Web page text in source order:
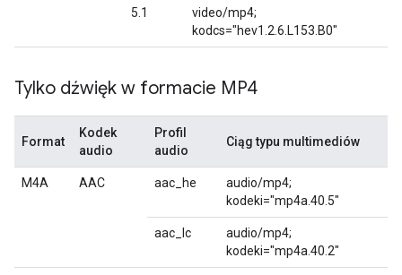
5.1
video/mp4;
kodcs="hev1.2.6.L153.B0"
Tylko dźwięk w formacie MP4
Format
Kodek
audio
Profil
audio
Ciąg typu multimediów
M4A AAC aac_he
audio/mp4;
kodeki="mp4a.40.5"
aac_lc
audio/mp4;
kodeki="mp4a.40.2"